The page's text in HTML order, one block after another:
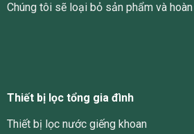
Chúng tôi sẽ loại bỏ sản phẩm và
Thiết bị lọc tổng gia đình
Thiết bị lọc nước giếng khoan